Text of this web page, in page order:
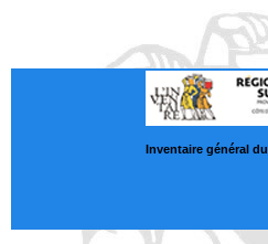
Inventaire général du